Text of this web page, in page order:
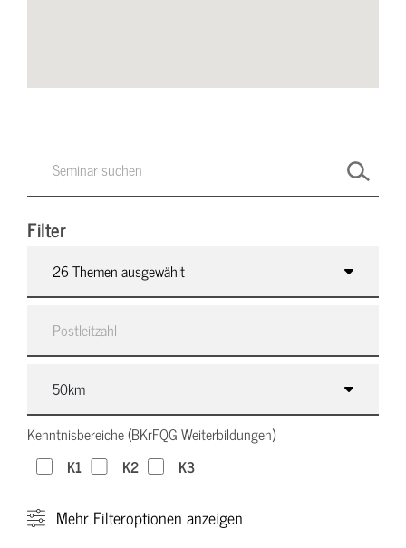
Filter
26 Themen ausgewählt
Kenntnisbereiche (BKrFQG Weiterbildungen)
K1
K2 K3
Mehr Filteroptionen anzeigen